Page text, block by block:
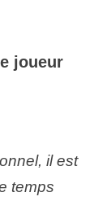
joueur
il est
temps